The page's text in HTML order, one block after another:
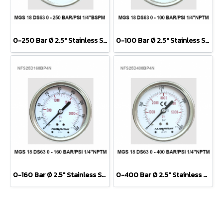
0-250 Bar Ø 2.5" Stainless Steel Back 1/4" 0-100 Bar Ø 2.5" Stainless Steel Back 1/4"
0-160 Bar Ø 2.5" Stainless Steel Back 1/4" 0-400 Bar Ø 2.5" Stainless Steel Back 1/4"